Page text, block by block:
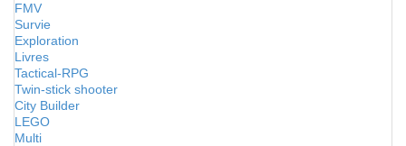
FMV
Survie
Exploration
Livres
Tactical-RPG
Twin-stick shooter
City Builder
LEGO
Multi